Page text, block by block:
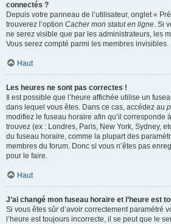
connectés ?
Depuis votre panneau de l’utilisateur, onglet «
trouverez l’option Cacher mon statut en ligne. Si
ne serez visible que par les administrateurs, les
Vous serez compté parmi les membres invisibles.
Haut
Les heures ne sont pas correctes !
Il est possible que l’heure affichée utilise un
dans lequel vous êtes. Dans ce cas, accédez au
modifiez le fuseau horaire afin qu’il corresponde
trouvez (ex : Londres, Paris, New York, Sydney,
du fuseau horaire, comme la plupart des
membres du forum. Donc si vous n’êtes pas
pour le faire.
Haut
J’ai changé mon fuseau horaire et l’heure est
Si vous êtes sûr d’avoir correctement paramétré
l’heure est toujours incorrecte, il se peut que le